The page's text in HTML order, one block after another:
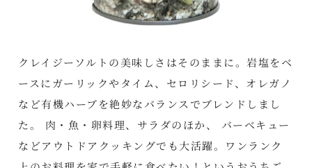
クレイジーソルトの美味しさはそのままに。岩塩をベ
ースにガーリックやタイム、セロリシード、オレガノ
など有機ハーブを絶妙なバランスでブレンドしまし
た。 肉・魚・卵料理、サラダのほか、 バーベキュー
などアウトドアクッキングでも大活躍。ワンランク